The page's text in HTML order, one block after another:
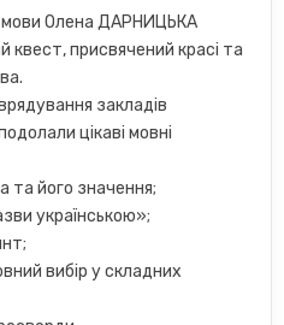
мови Олена ДАРНИЦЬКА
квест, присвячений красі та
закладів
цікаві мовні
та його значення;
українською»;
вибір у складних